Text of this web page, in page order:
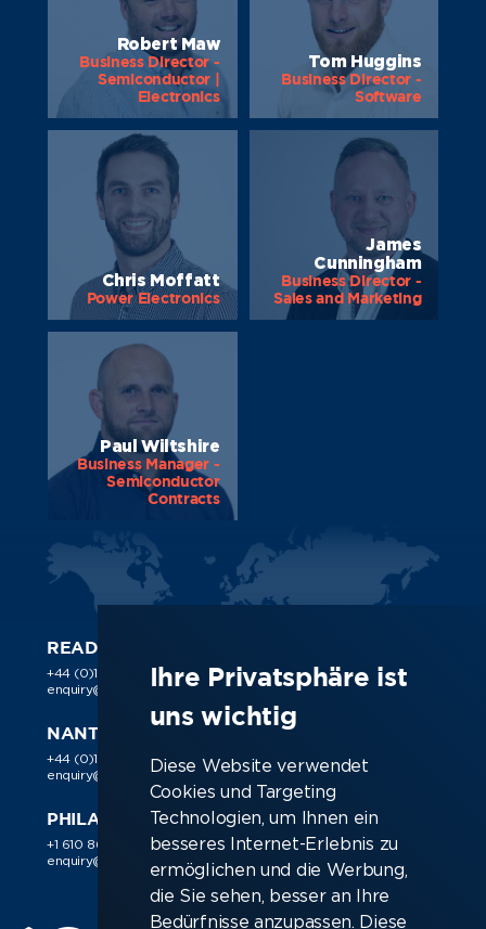
Ihre Privatsphäre ist
uns wichtig
Diese Website verwendet
Cookies und Targeting
Technologien, um Ihnen ein
besseres Internet-Erlebnis zu
ermöglichen und die Werbung,
die Sie sehen, besser an Ihre
Bedürfnisse anzupassen. Diese
Robert Maw
Business Director -
Semiconductor |
Electronics
Tom Huggins
Business Director -
Software
Chris Moffatt
Power Electronics
James
Cunningham
Business Director -
Sales and Marketing
Paul Wiltshire
Business Manager -
Semiconductor
Contracts
READING
+44 (0)118 988 1150
enquiry@ic-resources.com
+44 (0)118 988 1150
enquiry@ic-resources.com
NANTES
+44 (0)118 988 1150
enquiry@ic-resources.com
MÜNCHEN
+49 89 38 030 188
enquiry@ic-resources.com
PHILADELPHIA
+1 610 866 9510
enquiry@ic-resources.com